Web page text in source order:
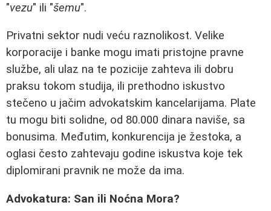
"vezu" ili "šemu".
Privatni sektor nudi veću raznolikost. Velike
korporacije i banke mogu imati pristojne pravne
službe, ali ulaz na te pozicije zahteva ili dobru
praksu tokom studija, ili prethodno iskustvo
stečeno u jačim advokatskim kancelarijama. Plate
tu mogu biti solidne, od 80.000 dinara naviše, sa
bonusima. Međutim, konkurencija je žestoka, a
oglasi često zahtevaju godine iskustva koje tek
diplomirani pravnik ne može da ima.
Advokatura: San ili Noćna Mora?